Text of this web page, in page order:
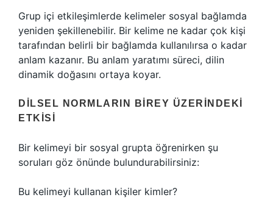
Grup içi etkileşimlerde kelimeler sosyal bağlamda
yeniden şekillenebilir. Bir kelime ne kadar çok kişi
tarafından belirli bir bağlamda kullanılırsa o kadar
anlam kazanır. Bu anlam yaratımı süreci, dilin
dinamik doğasını ortaya koyar.
DILSEL NORMLARIN BIREY ÜZERINDEKI
ETKISI
Bir kelimeyi bir sosyal grupta öğrenirken şu
soruları göz önünde bulundurabilirsiniz:
Bu kelimeyi kullanan kişiler kimler?